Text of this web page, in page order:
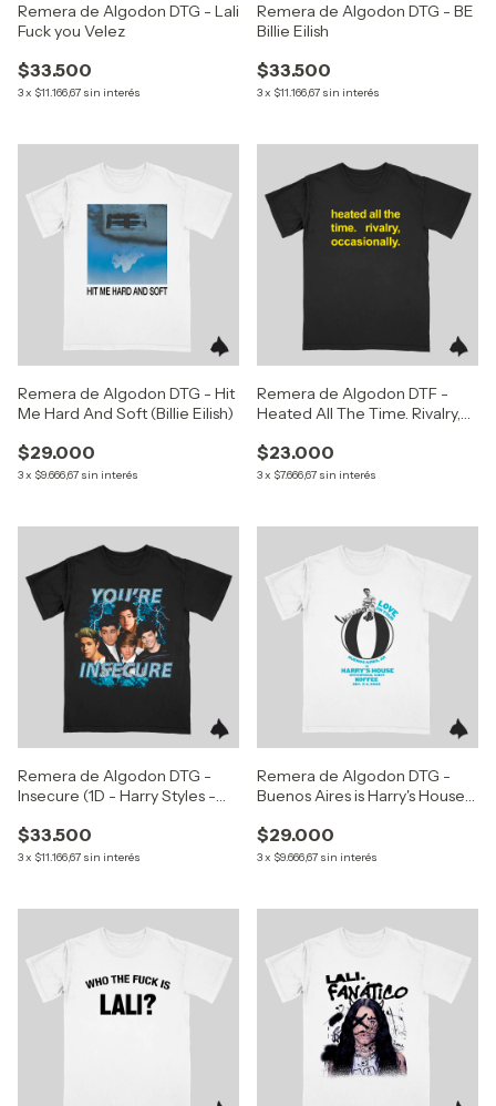
Remera de Algodon DTG - Lali
Fuck you Velez
$33.500
3x $11.166,67 sin interés
Remera de Algodon DTG - BE
Billie Eilish
$33.500
3x $11.166,67 sin interés
Remera de Algodon DTG - Hit
Me Hard And Soft (Billie Eilish)
$29.000
3x $9.666,67 sin interés
Remera de Algodon DTF -
Heated All The Time. Rivalry,
$23.000
3x $7.666,67 sin interés
Remera de Algodon DTG -
Insecure (1D - Harry Styles -
Liam)
$33.500
3x $11.166,67 sin interés
Remera de Algodon DTG -
Buenos Aires is Harry's House
$29.000
3x $9.666,67 sin interés